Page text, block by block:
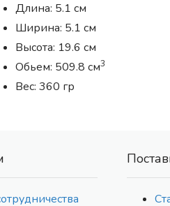
Длина: 5.1 см
Ширина: 5.1 см
Высота: 19.6 см
Обьем: 509.8 см3
Вес: 360 гр